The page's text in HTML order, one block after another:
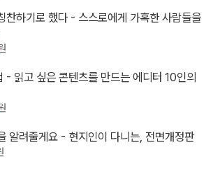
찬하기로 했다 - 스스로에게 가혹한 사람들을
- 읽고 싶은 콘텐츠를 만드는 에디터 10인의
알려줄게요 - 현지인이 다니는, 전면개정판